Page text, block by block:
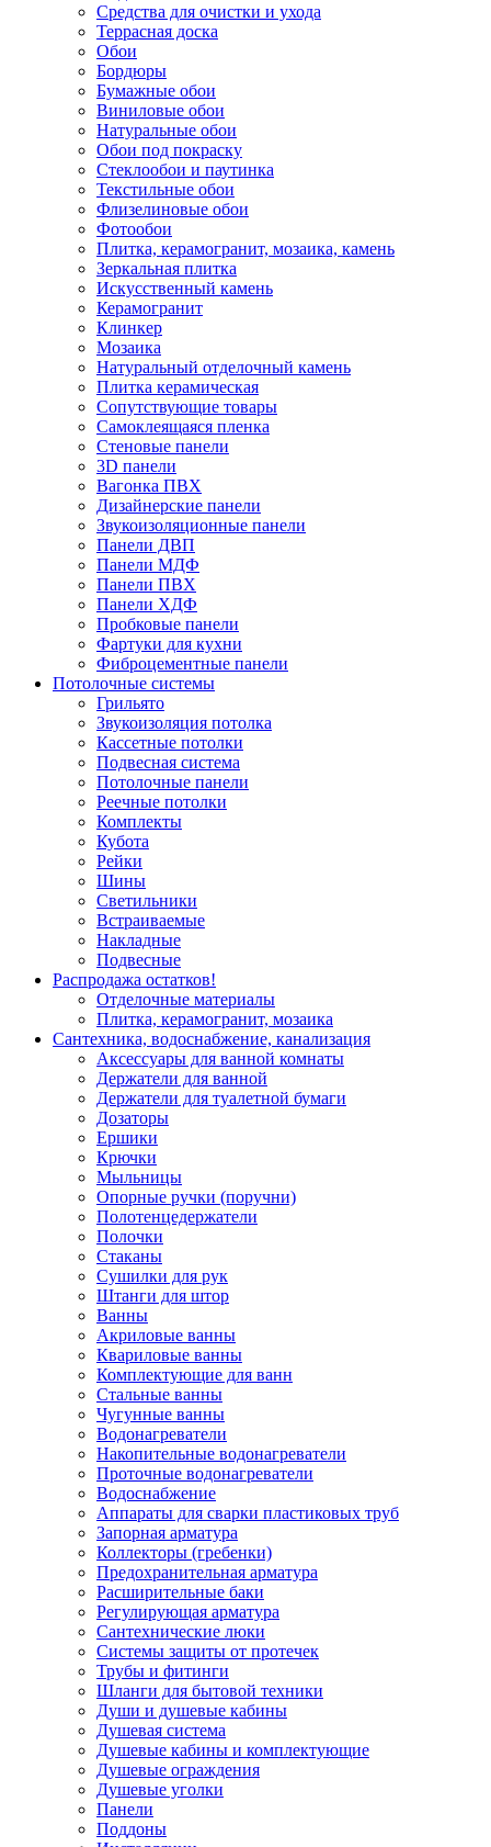
Средства для очистки и ухода
Террасная доска
Обои
Бордюры
Бумажные обои
Виниловые обои
Натуральные обои
Обои под покраску
Стеклообои и паутинка
Текстильные обои
Флизелиновые обои
Фотообои
Плитка, керамогранит, мозаика, камень
Зеркальная плитка
Искусственный камень
Керамогранит
Клинкер
Мозаика
Натуральный отделочный камень
Плитка керамическая
Сопутствующие товары
Самоклеящаяся пленка
Стеновые панели
3D панели
Вагонка ПВХ
Дизайнерские панели
Звукоизоляционные панели
Панели ДВП
Панели МДФ
Панели ПВХ
Панели ХДФ
Пробковые панели
Фартуки для кухни
Фиброцементные панели
Потолочные системы
Грильято
Звукоизоляция потолка
Кассетные потолки
Подвесная система
Потолочные панели
Реечные потолки
Комплекты
Кубота
Рейки
Шины
Светильники
Встраиваемые
Накладные
Подвесные
Распродажа остатков!
Отделочные материалы
Плитка, керамогранит, мозаика
Сантехника, водоснабжение, канализация
Аксессуары для ванной комнаты
Держатели для ванной
Держатели для туалетной бумаги
Дозаторы
Ершики
Крючки
Мыльницы
Опорные ручки (поручни)
Полотенцедержатели
Полочки
Стаканы
Сушилки для рук
Штанги для штор
Ванны
Акриловые ванны
Квариловые ванны
Комплектующие для ванн
Стальные ванны
Чугунные ванны
Водонагреватели
Накопительные водонагреватели
Проточные водонагреватели
Водоснабжение
Аппараты для сварки пластиковых труб
Запорная арматура
Коллекторы (гребенки)
Предохранительная арматура
Расширительные баки
Регулирующая арматура
Сантехнические люки
Системы защиты от протечек
Трубы и фитинги
Шланги для бытовой техники
Души и душевые кабины
Душевая система
Душевые кабины и комплектующие
Душевые ограждения
Душевые уголки
Панели
Поддоны